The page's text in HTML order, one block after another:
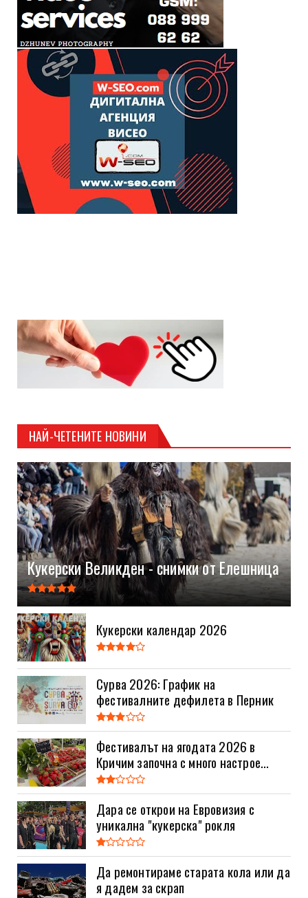
НАЙ-ЧЕТЕНИТЕ НОВИНИ
Кукерски Великден - снимки от Елешница
Кукерски календар 2026
Сурва 2026: График на
фестивалните дефилета в Перник
Фестивалът на ягодата 2026 в
Кричим започна с много настрое...
Дара се открои на Евровизия с
уникална "кукерска" рокля
Да ремонтираме старата кола или да
я дадем за скрап